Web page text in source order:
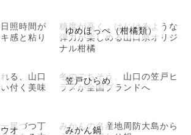
照時間が
感と粘り
ゆめほっぺ（柑橘類）
糖度が高く、はじけるような
弾力が楽しめる山口県オリジ
ナル柑橘
る、山口
付く美味
笠戸ひらめ
冬のごちそう、山口の笠戸ヒ
ラメが全国ブランドへ
オ
尾づつ丁
みかん鍋
みかんの名産地周防大島から